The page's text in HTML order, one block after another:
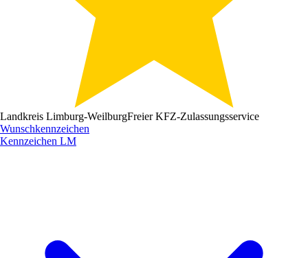
Landkreis Limburg-WeilburgFreier KFZ-Zulassungsservice
Wunschkennzeichen
Kennzeichen LM